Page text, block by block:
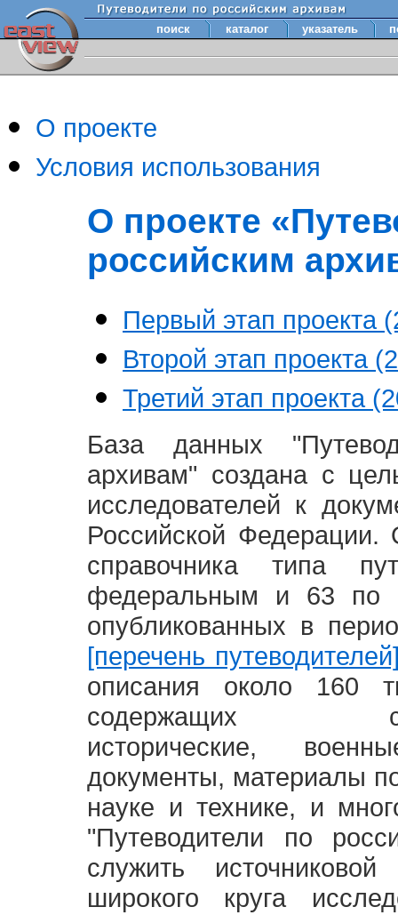
поиск каталог указатель
О проекте
Условия использования
О проекте
российским
Первый этап проекта
Второй этап проекта
Третий этап проекта
База данных
архивам" создана с
исследователей к
Российской
справочника типа
федеральным и 63 по
опубликованных в
[перечень
описания около 160
содержащих
исторические,
документы, материалы
науке и технике, и
"Путеводители по
служить
широкого круга